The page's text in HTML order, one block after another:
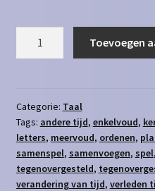
aantal
Toevoegen
Categorie: Taal
Tags: andere tijd, enkelvoud,
letters, meervoud, ordenen,
samenspel, samenvoegen, spel,
tegenovergesteld,
verandering van tijd, verleden